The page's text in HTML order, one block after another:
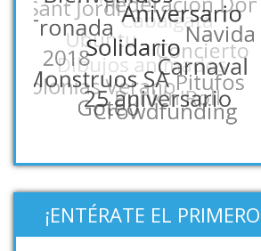
¡ENTÉRATE EL